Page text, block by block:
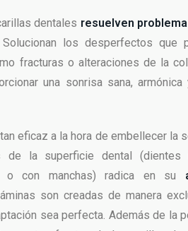
dentales resuelven
los desperfectos que
fracturas o alteraciones de la
una sonrisa sana,
eficaz a la hora de embellecer la
de la superficie dental (dientes
o con manchas) radica en su
son creadas de manera
sea perfecta. Además de la